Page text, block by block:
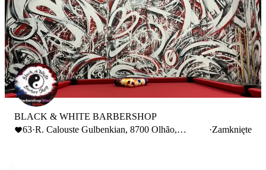
BLACK & WHITE BARBERSHOP
63·R. Calouste Gulbenkian, 8700 Olhão,
·Zamknięte